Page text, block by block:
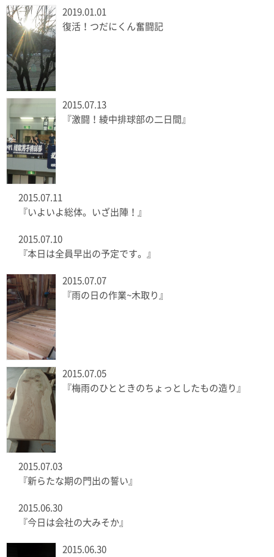
2019.01.01
復活！つだにくん奮闘記
2015.07.13
『激闘！綾中排球部の二日間』
2015.07.11
『いよいよ総体。いざ出陣！』
2015.07.10
『本日は全員早出の予定です。』
2015.07.07
『雨の日の作業~木取り』
2015.07.05
『梅雨のひとときのちょっとしたもの造り』
2015.07.03
『新らたな期の門出の誓い』
2015.06.30
『今日は会社の大みそか』
2015.06.30